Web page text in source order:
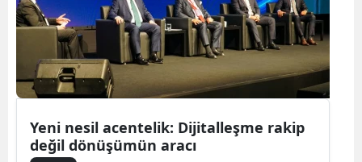
Yeni nesil acentelik: Dijitalleşme rakip
değil dönüşümün aracı